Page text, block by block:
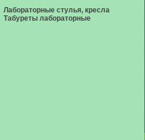
Лабораторные стулья, кресла
Табуреты лабораторные